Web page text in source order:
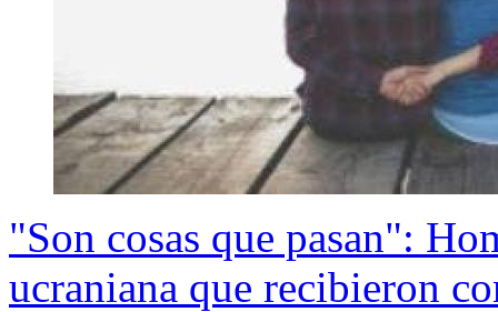
"Son cosas que pasan":
ucraniana que recibieron